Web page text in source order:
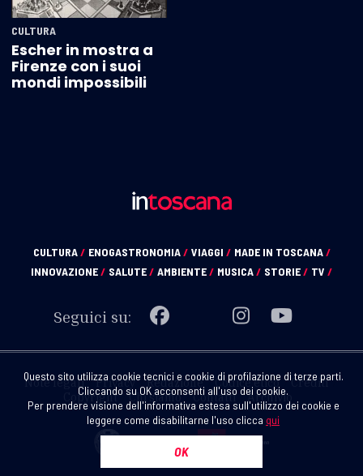
CULTURA
Escher in mostra a
Firenze con i suoi
mondi impossibili
CULTURA/ ENOGASTRONOMIA/ VIAGGI / MADE IN TOSCANA/
INNOVAZIONE/ SALUTE/ AMBIENTE/ MUSICA/ STORIE/ TV /
Seguici su:
Note legali Privacy Redazione Codice etico
Crediti
Copyright
Chi siamo Contatti Archivio
Questo sito utilizza cookie tecnici e cookie di profilazione di terze parti.
Cliccando su OK acconsenti all'uso dei cookie.
Per prendere visione dell'informativa estesa sull'utilizzo dei cookie e
leggere come disabilitarne l'uso clicca qui
OK